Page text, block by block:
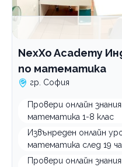
NexXo Academy
по математика
гр. София
Провери онлайн
математика 1-8 клас
Извънреден онлайн
математика след 19
Провери онлайн